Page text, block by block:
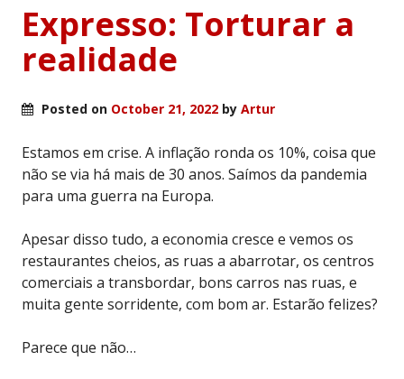
Expresso: Torturar a
realidade
Posted on October 21, 2022 by Artur
Estamos em crise. A inflação ronda os 10%, coisa que
não se via há mais de 30 anos. Saímos da pandemia
para uma guerra na Europa.
Apesar disso tudo, a economia cresce e vemos os
restaurantes cheios, as ruas a abarrotar, os centros
comerciais a transbordar, bons carros nas ruas, e
muita gente sorridente, com bom ar. Estarão felizes?
Parece que não…